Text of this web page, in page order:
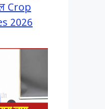
Crop
2026